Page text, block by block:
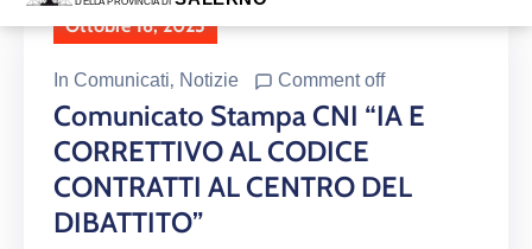
Ottobre 16, 2025
In Comunicati‚ Notizie Comment off
Comunicato Stampa CNI “IA E
CORRETTIVO AL CODICE
CONTRATTI AL CENTRO DEL
DIBATTITO”